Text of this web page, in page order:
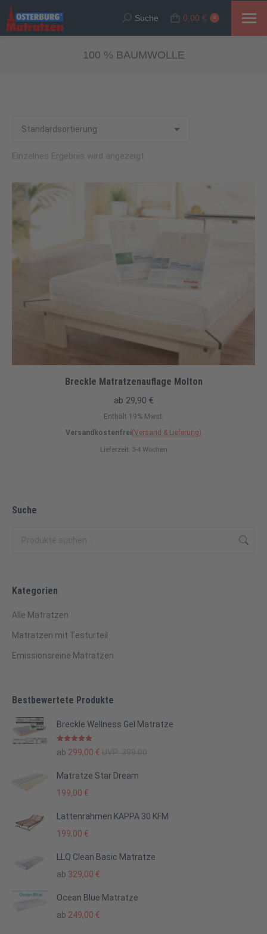
Suche:
Suche 0,00 € 0
100 % BAUMWOLLE
Einzelnes Ergebnis wird angezeigt
Breckle Matratzenauflage Molton
ab 29,90 €
Enthält 19% Mwst.
Versandkostenfrei(Versand & Lieferung)
Lieferzeit: 3-4 Wochen
Suche
Kategorien
Alle Matratzen
Matratzen mit Testurteil
Emissionsreine Matratzen
Bestbewertete Produkte
Breckle Wellness Gel Matratze
Bewertet mit
5.00von 5
ab 299,00 € UVP: 399.00
Matratze Star Dream
199,00 €
Lattenrahmen KAPPA 30 KFM
199,00 €
LLQ Clean Basic Matratze
ab 329,00 €
Ocean Blue Matratze
ab 249,00 €